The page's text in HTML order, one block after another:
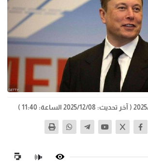
( آخر تحديث: 2025/12/08 الساعة: 11:40 )
🔊